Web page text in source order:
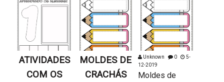
ATIVIDADES
COM OS
MOLDES DE
CRACHÁS
Unknown 0
5-
12-2019
Moldes de